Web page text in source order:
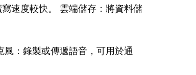
速度較快。 雲端儲存：將資料儲
：錄製或傳遞語音，可用於通